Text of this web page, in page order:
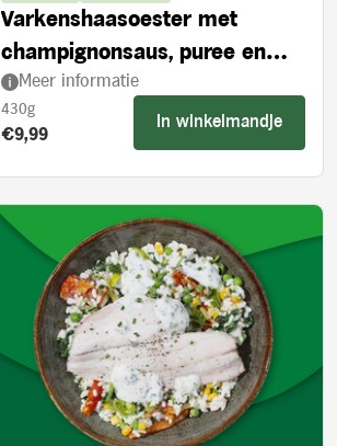
Varkenshaasoester met
champignonsaus, puree en
broccoli
Meer informatie
430g
Product prijs:
€9,99
In winkelmandje